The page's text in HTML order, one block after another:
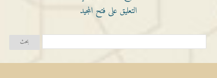
التعليق على فتح المجيد